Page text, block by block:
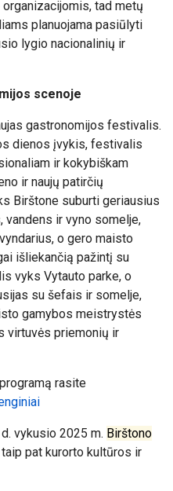
tad metų
planuojama pasiūlyti
lygio nacionalinių ir
scenoje
gastronomijos festivalis.
dienos įvykis, festivalis
ir kokybiškam
ir naujų patirčių
Birštone suburti geriausius
ir vyno somelje,
o gero maisto
išliekančią pažintį su
vyks Vytauto parke, o
su šefais ir somelje,
gamybos meistrystės
virtuvės priemonių ir
rasite
vykusio 2025 m. Birštono
pat kurorto kultūros ir